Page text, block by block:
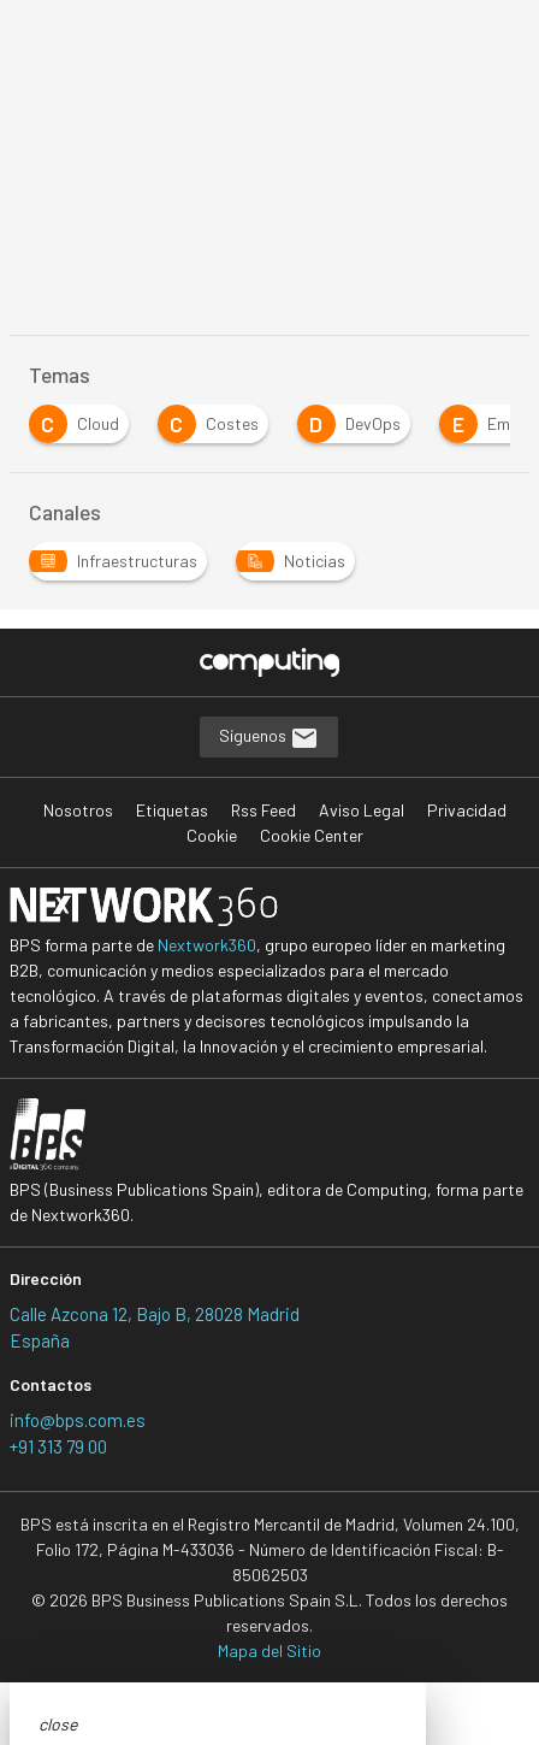
Temas
C
Cloud C Costes D DevOps E Empresa
Canales
Infraestructuras Noticias
Síguenos
Nosotros Etiquetas Rss Feed Aviso Legal
Privacidad
Cookie
Cookie Center
BPS forma parte de Nextwork360, grupo europeo líder en marketing
B2B, comunicación y medios especializados para el mercado
tecnológico. A través de plataformas digitales y eventos, conectamos
a fabricantes, partners y decisores tecnológicos impulsando la
Transformación Digital, la Innovación y el crecimiento empresarial.
BPS (Business Publications Spain), editora de Computing, forma parte
de Nextwork360.
Dirección
Calle Azcona 12, Bajo B, 28028 Madrid
España
Contactos
info@bps.com.es
+91 313 79 00
BPS está inscrita en el Registro Mercantil de Madrid, Volumen 24.100,
Folio 172, Página M-433036 - Número de Identificación Fiscal: B-
85062503
© 2026 BPS Business Publications Spain S.L. Todos los derechos
reservados.
Mapa del Sitio
close